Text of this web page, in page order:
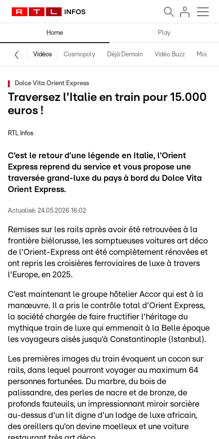
Home Play
Vidéos Cosmopoly Déjà Demain Vidéo Buzz Moi,
Dolce Vita Orient Express
Traversez l'Italie en train pour 15.000
euros !
RTL Infos
C'est le retour d’une légende en Italie, l'Orient
Express reprend du service et vous propose une
traversée grand-luxe du pays à bord du Dolce Vita
Orient Express.
Actualisé: 24.05.2026 16:02
Remises sur les rails après avoir été retrouvées à la
frontière biélorusse, les somptueuses voitures art déco
de l'Orient-Express ont été complètement rénovées et
ont repris les croisières ferroviaires de luxe à travers
l'Europe, en 2025.
C'est maintenant le groupe hôtelier Accor qui est à la
manœuvre. Il a pris le contrôle total d'Orient Express,
la société chargée de faire fructifier l'héritage du
mythique train de luxe qui emmenait à la Belle époque
les voyageurs aisés jusqu'à Constantinople (Istanbul).
Les premières images du train évoquent un cocon sur
rails, dans lequel pourront voyager au maximum 64
personnes fortunées. Du marbre, du bois de
palissandre, des perles de nacre et de bronze, de
profonds fauteuils, un impressionnant miroir sorcière
au-dessus d'un lit digne d'un lodge de luxe africain,
des oreillers qu'on devine moelleux et une voiture